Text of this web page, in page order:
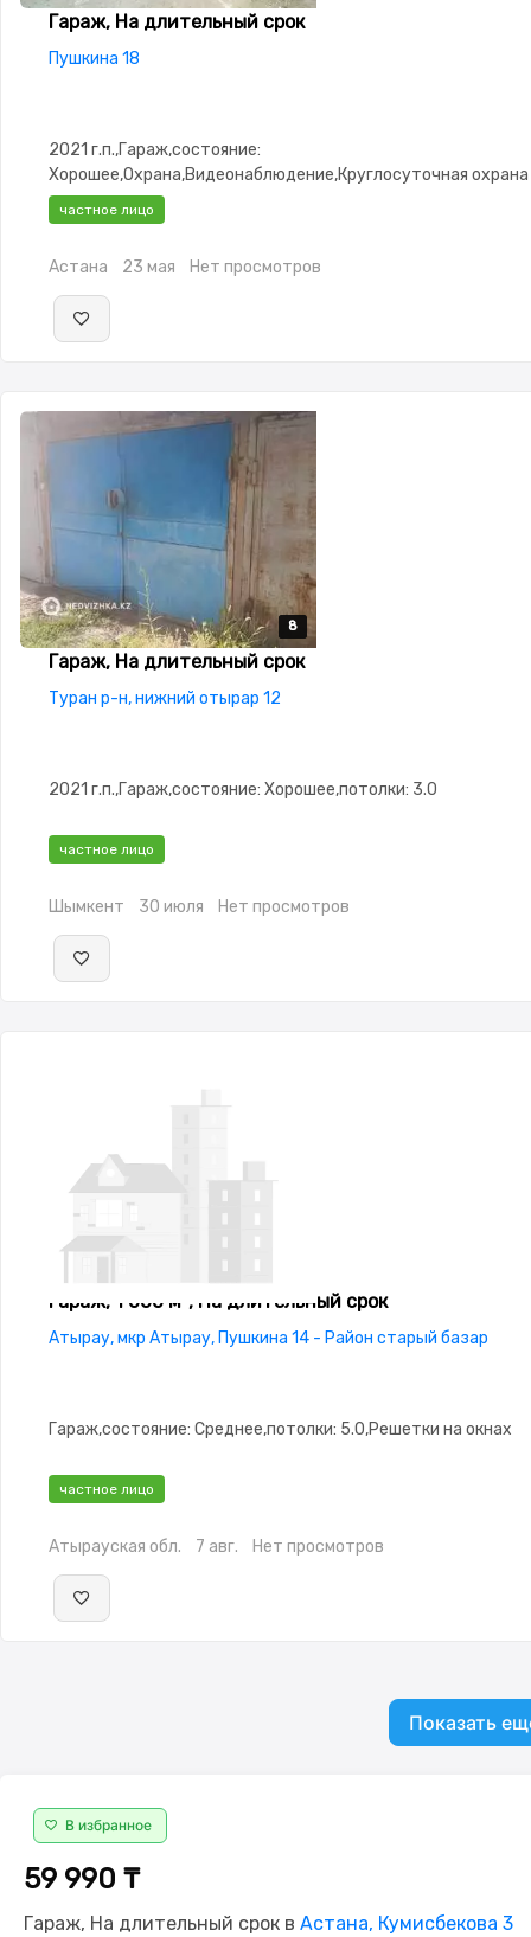
Гараж, На длительный срок
Пушкина 18
2021 г.п.,Гараж,состояние:
Хорошее,Охрана,Видеонаблюдение,Круглосуточная охрана
частное лицо
Астана 23 мая Нет просмотров
8
8
8
8
8
Гараж, На длительный срок
Туран р-н, нижний отырар 12
2021 г.п.,Гараж,состояние: Хорошее,потолки: 3.0
частное лицо
Шымкент 30 июля Нет просмотров
Гараж, 1 000 м², На длительный срок
Атырау, мкр Атырау, Пушкина 14 - Район старый базар
Гараж,состояние: Среднее,потолки: 5.0,Решетки на окнах
частное лицо
Атырауская обл. 7 авг. Нет просмотров
Показать
В избранное
59 990 ₸
Гараж, На длительный срок в Астана, Кумисбекова 3